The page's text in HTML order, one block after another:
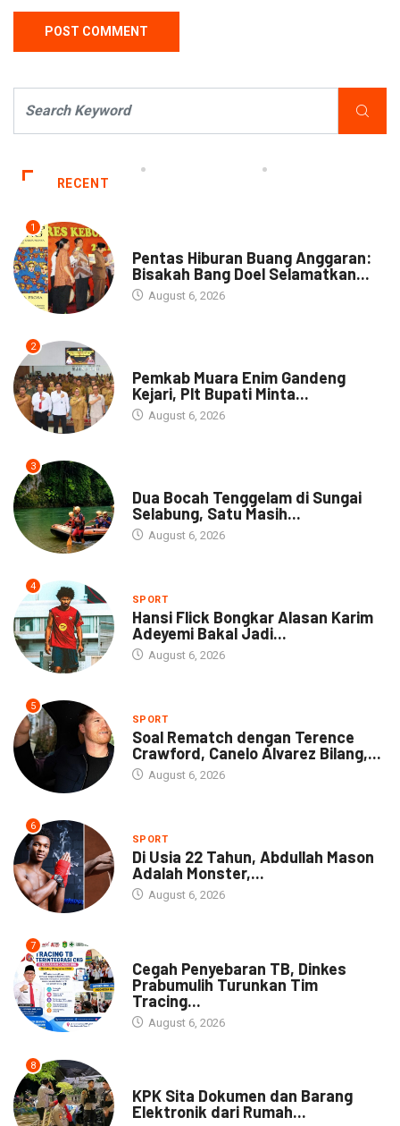
RECENT
1
Pentas Hiburan Buang Anggaran:
Bisakah Bang Doel Selamatkan...
August 6, 2026
2
Pemkab Muara Enim Gandeng
Kejari, Plt Bupati Minta...
August 6, 2026
3
Dua Bocah Tenggelam di Sungai
Selabung, Satu Masih...
August 6, 2026
4
SPORT
Hansi Flick Bongkar Alasan Karim
Adeyemi Bakal Jadi...
August 6, 2026
5
SPORT
Soal Rematch dengan Terence
Crawford, Canelo Alvarez Bilang,...
August 6, 2026
6
SPORT
Di Usia 22 Tahun, Abdullah Mason
Adalah Monster,...
August 6, 2026
7
Cegah Penyebaran TB, Dinkes
Prabumulih Turunkan Tim
Tracing...
August 6, 2026
8
KPK Sita Dokumen dan Barang
Elektronik dari Rumah...